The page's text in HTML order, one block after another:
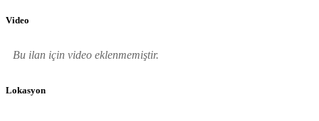
Video
Bu ilan için video eklenmemiştir.
Lokasyon